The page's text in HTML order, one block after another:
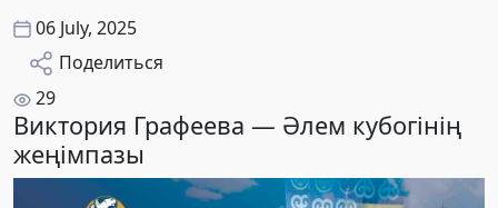
06 July, 2025
Поделиться
29
Виктория Графеева — Әлем кубогінің
жеңімпазы